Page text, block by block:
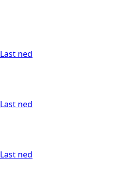
Last ned
Last ned
Last ned